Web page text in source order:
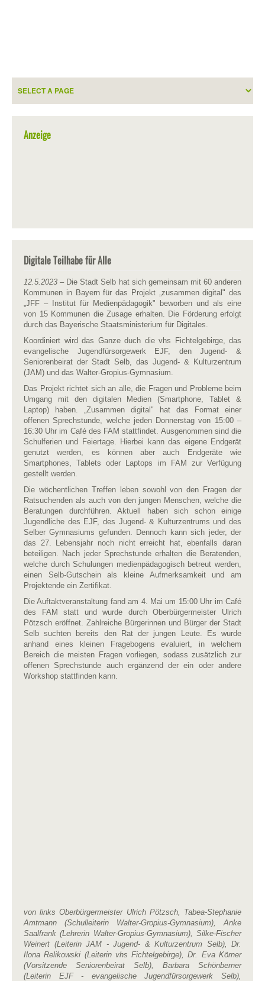
Anzeige
Digitale Teilhabe für Alle
12.5.2023 – Die Stadt Selb hat sich gemeinsam mit 60 anderen
Kommunen in Bayern für das Projekt „zusammen digital" des
„JFF – Institut für Medienpädagogik" beworben und als eine
von 15 Kommunen die Zusage erhalten. Die Förderung erfolgt
durch das Bayerische Staatsministerium für Digitales.
Koordiniert wird das Ganze duch die vhs Fichtelgebirge, das
evangelische Jugendfürsorgewerk EJF, den Jugend- &
Seniorenbeirat der Stadt Selb, das Jugend- & Kulturzentrum
(JAM) und das Walter-Gropius-Gymnasium.
Das Projekt richtet sich an alle, die Fragen und Probleme beim
Umgang mit den digitalen Medien (Smartphone, Tablet &
Laptop) haben. „Zusammen digital" hat das Format einer
offenen Sprechstunde, welche jeden Donnerstag von 15:00 –
16:30 Uhr im Café des FAM stattfindet. Ausgenommen sind die
Schulferien und Feiertage. Hierbei kann das eigene Endgerät
genutzt werden, es können aber auch Endgeräte wie
Smartphones, Tablets oder Laptops im FAM zur Verfügung
gestellt werden.
Die wöchentlichen Treffen leben sowohl von den Fragen der
Ratsuchenden als auch von den jungen Menschen, welche die
Beratungen durchführen. Aktuell haben sich schon einige
Jugendliche des EJF, des Jugend- & Kulturzentrums und des
Selber Gymnasiums gefunden. Dennoch kann sich jeder, der
das 27. Lebensjahr noch nicht erreicht hat, ebenfalls daran
beteiligen. Nach jeder Sprechstunde erhalten die Beratenden,
welche durch Schulungen medienpädagogisch betreut werden,
einen Selb-Gutschein als kleine Aufmerksamkeit und am
Projektende ein Zertifikat.
Die Auftaktveranstaltung fand am 4. Mai um 15:00 Uhr im Café
des FAM statt und wurde durch Oberbürgermeister Ulrich
Pötzsch eröffnet. Zahlreiche Bürgerinnen und Bürger der Stadt
Selb suchten bereits den Rat der jungen Leute. Es wurde
anhand eines kleinen Fragebogens evaluiert, in welchem
Bereich die meisten Fragen vorliegen, sodass zusätzlich zur
offenen Sprechstunde auch ergänzend der ein oder andere
Workshop stattfinden kann.
von links Oberbürgermeister Ulrich Pötzsch, Tabea-Stephanie
Amtmann (Schulleiterin Walter-Gropius-Gymnasium), Anke
Saalfrank (Lehrerin Walter-Gropius-Gymnasium), Silke-Fischer
Weinert (Leiterin JAM - Jugend- & Kulturzentrum Selb), Dr.
Ilona Relikowski (Leiterin vhs Fichtelgebirge), Dr. Eva Körner
(Vorsitzende Seniorenbeirat Selb), Barbara Schönberner
(Leiterin EJF - evangelische Jugendfürsorgewerk Selb),